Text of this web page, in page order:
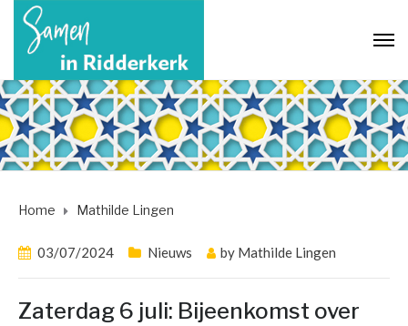
Home Mathilde Lingen
03/07/2024 Nieuws by Mathilde Lingen
Zaterdag 6 juli: Bijeenkomst over